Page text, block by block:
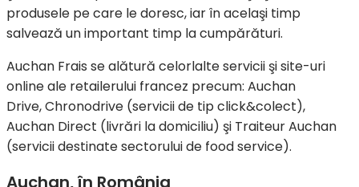
produsele pe care le doresc, iar în acelaşi timp
salvează un important timp la cumpărături.
Auchan Frais se alătură celorlalte servicii şi site-uri
online ale retailerului francez precum: Auchan
Drive, Chronodrive (servicii de tip click&colect),
Auchan Direct (livrări la domiciliu) şi Traiteur Auchan
(servicii destinate sectorului de food service).
Auchan, în România